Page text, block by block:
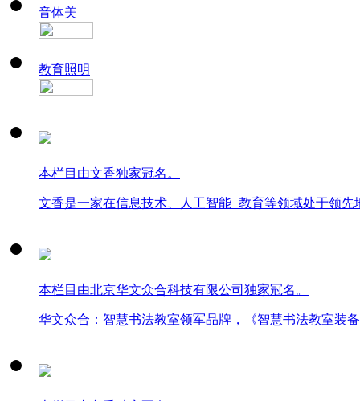
音体美
教育照明
本栏目由文香独家冠名。
文香是一家在信息技术、人工智能+教育等领域处于领
本栏目由北京华文众合科技有限公司独家冠名。
华文众合：智慧书法教室领军品牌，《智慧书法教室装